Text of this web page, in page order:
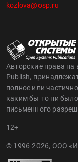
kozlova@osp.ru
Авторские права на
Publish,
полное или
каким бы то ни
письменного
12+
© 1996-2026, ООО